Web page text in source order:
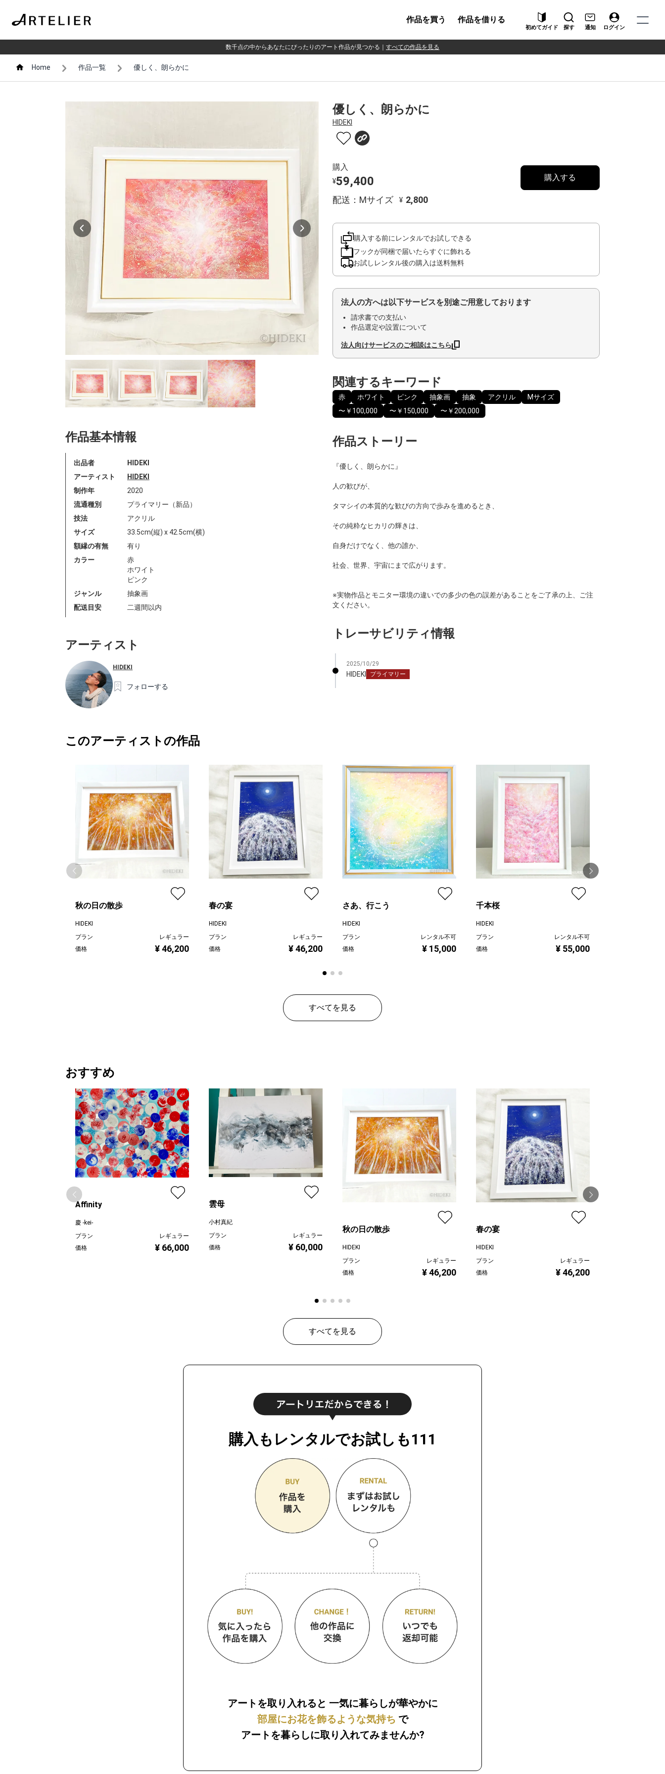
作品を買う 作品を借りる
初めてガイド 探す 通知 ログイン
数千点の中からあなたにぴったりのアート作品が見つかる すべての作品を見る
Home 作品一覧 優しく、朗らかに
作品基本情報
出品者
HIDEKI
アーティスト
HIDEKI
制作年
2020
流通種別
プライマリー（新品）
技法
アクリル
サイズ
33.5cm(縦) x 42.5cm(横)
額縁の有無
有り
カラー
赤
ホワイト
ピンク
ジャンル
抽象画
配送目安
二週間以内
アーティスト
HIDEKI
フォローする
優しく、朗らかに
HIDEKI
購入
¥59,400
配送：Mサイズ ¥ 2,800
購入する
購入する前にレンタルでお試しできる
フックが同梱で届いたらすぐに飾れる
お試しレンタル後の購入は送料無料
法人の方へは以下サービスを別途ご用意しております
請求書での支払い
作品選定や設置について
法人向けサービスのご相談はこちら
関連するキーワード
赤 ホワイト ピンク 抽象画 抽象 アクリル
Mサイズ
〜￥100,000
〜￥150,000 〜￥200,000
作品ストーリー
『優しく、朗らかに』
人の歓びが、
タマシイの本質的な歓びの方向で歩みを進めるとき、
その純粋なヒカリの輝きは、
自身だけでなく、他の誰か、
社会、世界、宇宙にまで広がります。
※実物作品とモニター環境の違いでの多少の色の誤差があることをご了承の上、ご注
文ください。
トレーサビリティ情報
2025/10/29
HIDEKI プライマリー
このアーティストの作品
秋の日の散歩
HIDEKI
プラン
レギュラー
価格
¥ 46,200
春の宴
HIDEKI
プラン
レギュラー
価格
¥ 46,200
さあ、行こう
HIDEKI
プラン
レンタル不可
価格
¥ 15,000
千本桜
HIDEKI
プラン
レンタル不可
価格
¥ 55,000
すべてを見る
おすすめ
Affinity
慶 -kei-
プラン
レギュラー
価格
¥ 66,000
雲母
小村真紀
プラン
レギュラー
価格
¥ 60,000
秋の日の散歩
HIDEKI
プラン
レギュラー
価格
¥ 46,200
春の宴
HIDEKI
プラン
レギュラー
価格
¥ 46,200
すべてを見る
購入もレンタルでお試しも111
アートを取り入れると 一気に暮らしが華やかに
部屋にお花を飾るような気持ち で
アートを暮らしに取り入れてみませんか?